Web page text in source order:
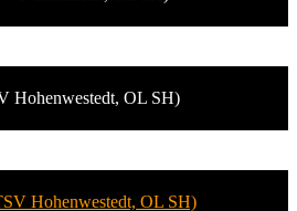
Hohenwestedt, OL SH)
Hohenwestedt, OL SH)